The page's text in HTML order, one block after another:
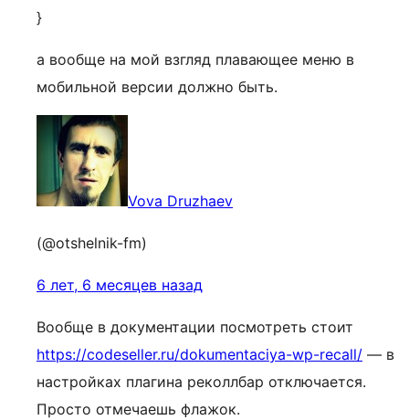
}
а вообще на мой взгляд плавающее меню в
мобильной версии должно быть.
Vova Druzhaev
(@otshelnik-fm)
6 лет, 6 месяцев назад
Вообще в документации посмотреть стоит
https://codeseller.ru/dokumentaciya-wp-recall/ — в
настройках плагина реколлбар отключается.
Просто отмечаешь флажок.